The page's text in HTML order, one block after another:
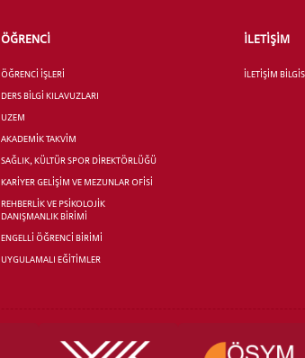
ÖĞRENCİ
ÖĞRENCİ İŞLERİ
DERS BİLGİ KILAVUZLARI
UZEM
AKADEMİK TAKVİM
SAĞLIK, KÜLTÜR SPOR DİREKTÖRLÜĞÜ
KARİYER GELİŞİM VE MEZUNLAR OFİSİ
REHBERLİK VE PSİKOLOJİK
DANIŞMANLIK BİRİMİ
ENGELLİ ÖĞRENCİ BİRİMİ
UYGULAMALI EĞİTİMLER
İLETİŞİM
İLETİŞİM